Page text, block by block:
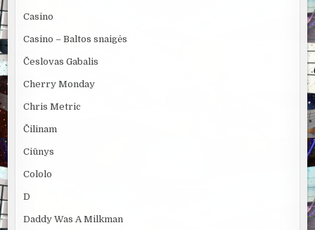
Casino
Casino – Baltos snaigės
Česlovas Gabalis
Cherry Monday
Chris Metric
Čilinam
Ciūnys
Cololo
D
Daddy Was A Milkman